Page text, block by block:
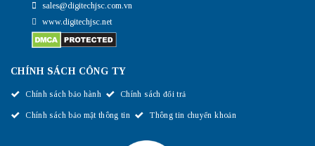
sales@digitechjsc.com.vn
www.digitechjsc.net
CHÍNH SÁCH CÔNG TY
Chính sách bảo hành Chính sách đổi trả
Chính sách bảo mật thông tin Thông tin chuyển khoản